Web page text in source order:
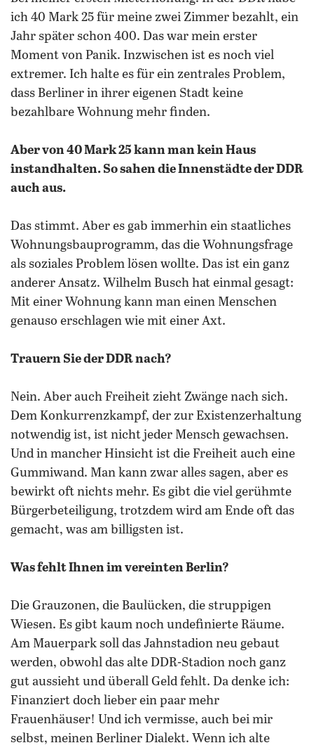
ich 40 Mark 25 für meine zwei Zimmer bezahlt, ein
Jahr später schon 400. Das war mein erster
Moment von Panik. Inzwischen ist es noch viel
extremer. Ich halte es für ein zentrales Problem,
dass Berliner in ihrer eigenen Stadt keine
bezahlbare Wohnung mehr finden.
Aber von 40 Mark 25 kann man kein Haus
instandhalten. So sahen die Innenstädte der DDR
auch aus.
Das stimmt. Aber es gab immerhin ein staatliches
Wohnungsbauprogramm, das die Wohnungsfrage
als soziales Problem lösen wollte. Das ist ein ganz
anderer Ansatz. Wilhelm Busch hat einmal gesagt:
Mit einer Wohnung kann man einen Menschen
genauso erschlagen wie mit einer Axt.
Trauern Sie der DDR nach?
Nein. Aber auch Freiheit zieht Zwänge nach sich.
Dem Konkurrenzkampf, der zur Existenzerhaltung
notwendig ist, ist nicht jeder Mensch gewachsen.
Und in mancher Hinsicht ist die Freiheit auch eine
Gummiwand. Man kann zwar alles sagen, aber es
bewirkt oft nichts mehr. Es gibt die viel gerühmte
Bürgerbeteiligung, trotzdem wird am Ende oft das
gemacht, was am billigsten ist.
Was fehlt Ihnen im vereinten Berlin?
Die Grauzonen, die Baulücken, die struppigen
Wiesen. Es gibt kaum noch undefinierte Räume.
Am Mauerpark soll das Jahnstadion neu gebaut
werden, obwohl das alte DDR-Stadion noch ganz
gut aussieht und überall Geld fehlt. Da denke ich:
Finanziert doch lieber ein paar mehr
Frauenhäuser! Und ich vermisse, auch bei mir
selbst, meinen Berliner Dialekt. Wenn ich alte